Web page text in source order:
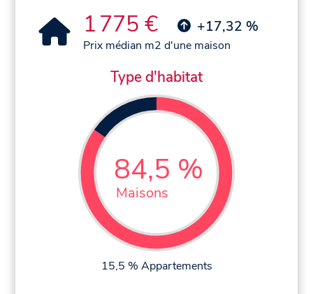
1 775 € +17,32 %
Prix médian m2 d'une maison
Type d'habitat
84,5 %
Maisons
15,5 % Appartements